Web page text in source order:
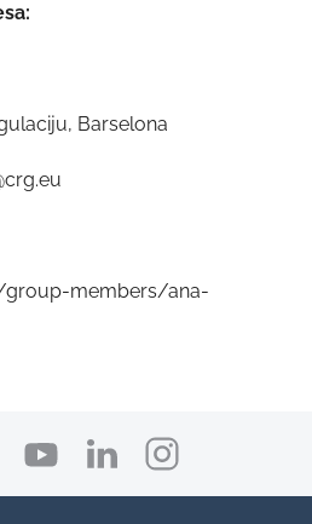
Barselona
members/ana-